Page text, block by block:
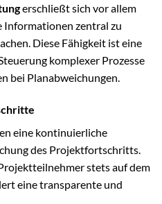
erschließt sich vor allem
Informationen zentral zu
Diese Fähigkeit ist eine
komplexer Prozesse
bei Planabweichungen.
eine kontinuierliche
des Projektfortschritts.
stets auf dem
eine transparente und